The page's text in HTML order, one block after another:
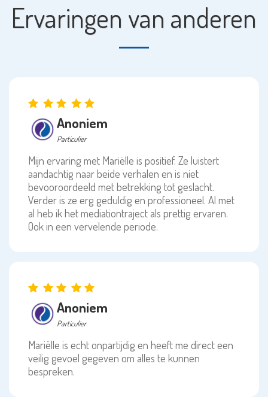
Ervaringen van anderen
Anoniem
Particulier
Mijn ervaring met Mariëlle is positief. Ze luistert
aandachtig naar beide verhalen en is niet
bevooroordeeld met betrekking tot geslacht.
Verder is ze erg geduldig en professioneel. Al met
al heb ik het mediationtraject als prettig ervaren.
Ook in een vervelende periode.
Anoniem
Particulier
Mariëlle is echt onpartijdig en heeft me direct een
veilig gevoel gegeven om alles te kunnen
bespreken.